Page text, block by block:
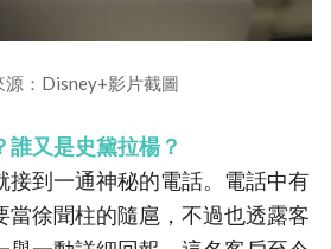
源：Disney+影片截圖
誰又是史黛拉楊？
接到一通神秘的電話。電話中有
當徐聞柱的隨扈，不過也透露客